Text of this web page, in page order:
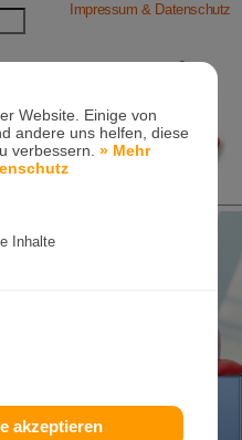
Website. Einige von
andere uns helfen, diese
verbessern.» Mehr
Inhalte
akzeptieren
Impressum & Datenschutz
für